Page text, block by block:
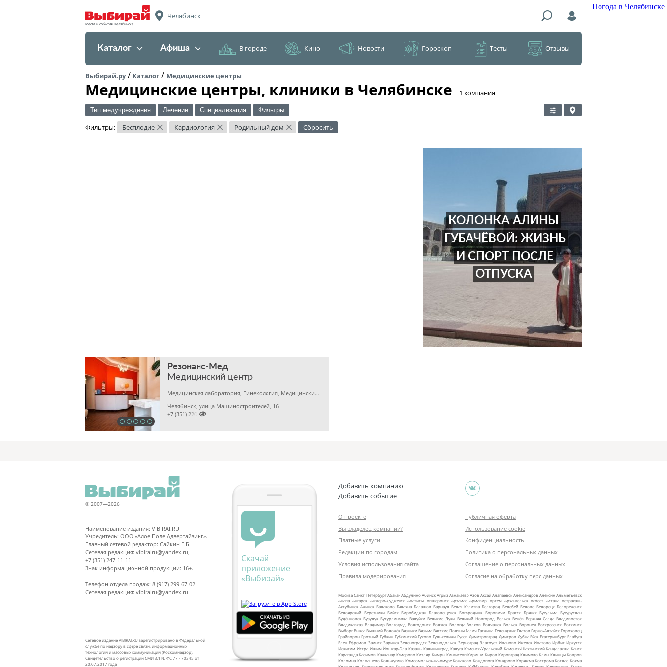
Погода в Челябинске
Места и события Челябинска
Челябинск
Каталог Афиша В городе Кино Новости Гороскоп Тесты Отзывы
Выбирай.ру/ Каталог / Медицинские центры
Медицинские центры, клиники в Челябинске ​1 компания
Тип медучреждения Лечение Специализация Фильтры
Фильтры: Бесплодие × Кардиология × Родильный дом × Сбросить
КОЛОНКА АЛИНЫ
ГУБАЧЁВОЙ: ЖИЗНЬ
И СПОРТ ПОСЛЕ
ОТПУСКА
Резонанс-Мед
Медицинский центр
Медицинская лаборатория, Гинекология, Медицинский центр
Челябинск, улица Машиностроителей, 16

+7 (351) 2201031
© 2007—2026
Наименование издания: VIBIRAI.RU
Учредитель: ООО «Алое Поле Адвертайзинг».
Главный сетевой редактор: Сайкин Е.Б.
Сетевая редакция: vibirairu@yandex.ru
+7 (351) 247-11-11.
Знак информационной продукции: 16+.
Телефон отдела продаж: 8 (917) 299-67-02
Сетевая редакция: vibirairu@yandex.ru
Сетевое издание VIBIRAI.RU зарегистрировано в Федеральной
службе по надзору в сфере связи, информационных
технологий и массовых коммуникаций (Роскомнадзор).
Свидетельство о регистрации СМИ ЭЛ № ФС 77 - 70345 от
20.07.2017 года
Скачай
приложение
«Выбирай»
Добавить компанию
Добавить событие
О проекте
Вы владелец компании?
Платные услуги
Редакции по городам
Условия использования сайта
Правила модерирования
Публичная оферта
Использование cookie
Конфиденциальность
Политика о персональных данных
Соглашение о персональных данных
Согласие на обработку перс.данных
МоскваСанкт‑ПетербургАбаканАбдулиноАбинскАгрызАзнакаевоАзовАксайАлапаевскАлександровАлексинАльметьевск
Анапа Ангарск Анжеро‑Судженск Апатиты Апшеронск Арзамас Армавир Артём Архангельск Асбест Астана Астрахань
Ахтубинск Ачинск Балаково Балахна Балашов Барнаул Белая Калитва Белгород Белебей Белово Белорецк Белореченск
Белоярский Березники Бийск Биробиджан Благовещенск Богородицк Боровичи Братск Брянск Бугульма Бугуруслан
Будённовск Бузулук Бутурлиновка Валуйки Великие Луки Великий Новгород Вельск Венёв Верхняя Салда Владивосток
Владикавказ Владимир Волгоград Волгодонск Волжск Вологда Волхов Волчанск Вольск Воронеж Воскресенск Воткинск
ВыборгВыкса Вышний Волочёк Вязники Вязьма Вятские Поляны Галич Гатчина Геленджик Глазов Горно‑АлтайскГороховец
Грайворон Грозный Губкин Губкинский Гуково Гулькевичи Гусев Димитровград Дмитров Дубна Ейск Екатеринбург Елабуга
Елец Ефремов Заинск Заринск Зеленоградск Зеленодольск Зерноград Златоуст Иваново Ижевск Ипатово Ирбит Иркутск
Искитим Истра Ишим Йошкар‑Ола Казань Калининград Калуга Каменск‑Уральский Каменск‑Шахтинский Кандалакша Канск
Караганда Касимов Качканар Кемерово Кизляр Кимры Кингисепп Кириши Киров Кировград Климово Клин Клинцы Ковров
Коломна Колпашево Кольчугино Комсомольск‑на‑Амуре Конаково Кондопога Кондрово Коряжма Кострома Котлас Кохма